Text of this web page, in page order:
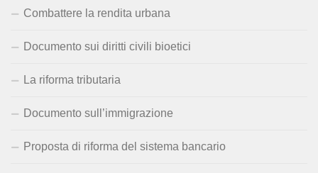
Combattere la rendita urbana
Documento sui diritti civili bioetici
La riforma tributaria
Documento sull’immigrazione
Proposta di riforma del sistema bancario